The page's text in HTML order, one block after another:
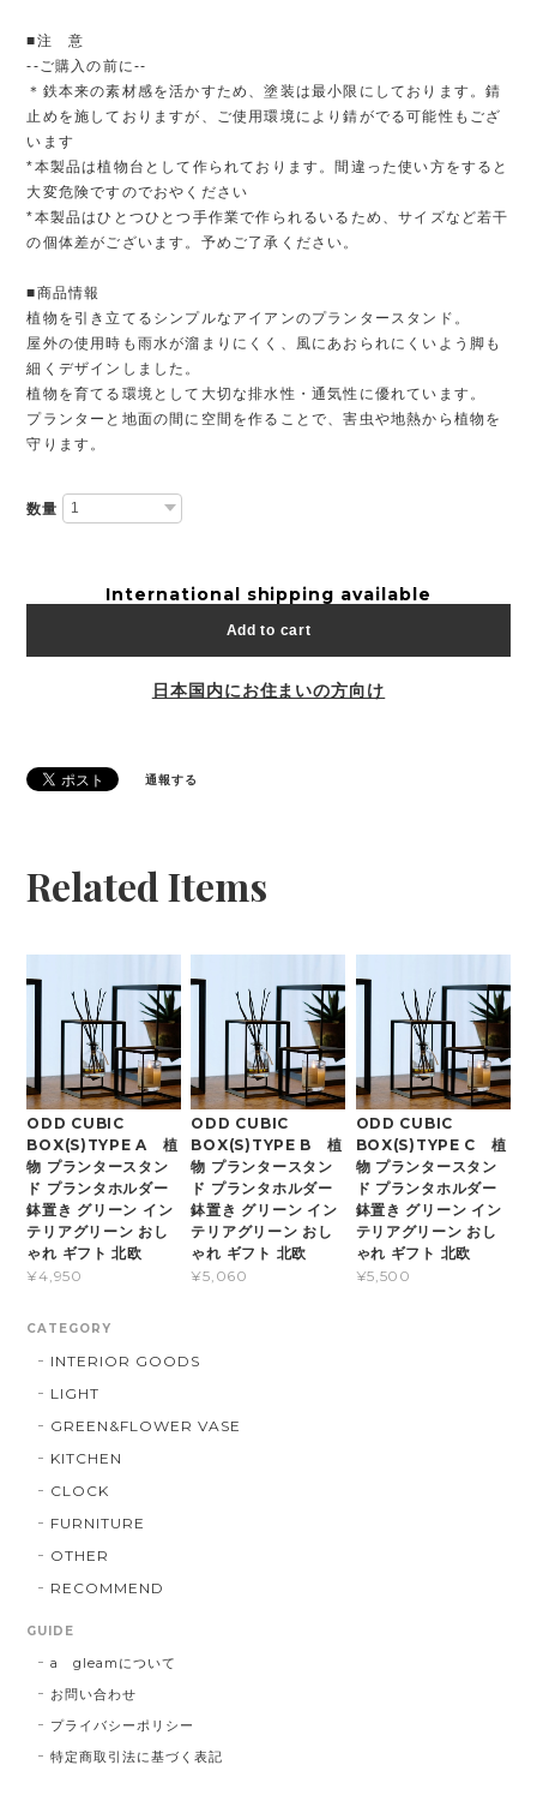
■注 意
--ご購入の前に--
＊鉄本来の素材感を活かすため、塗装は最小限にしております。錆
止めを施しておりますが、ご使用環境により錆がでる可能性もござ
います
*本製品は植物台として作られております。間違った使い方をすると
大変危険ですのでおやください
*本製品はひとつひとつ手作業で作られるいるため、サイズなど若干
の個体差がございます。予めご了承ください。
■商品情報
植物を引き立てるシンプルなアイアンのプランタースタンド。
屋外の使用時も雨水が溜まりにくく、風にあおられにくいよう脚も
細くデザインしました。
植物を育てる環境として大切な排水性・通気性に優れています。
プランターと地面の間に空間を作ることで、害虫や地熱から植物を
守ります。
数量
International shipping available
Add to cart
日本国内にお住まいの方向け
通報する
Related Items
ODD CUBIC
BOX(S)TYPE A 植
物 プランタースタン
ド プランタホルダー
鉢置き グリーン イン
テリアグリーン おし
ゃれ ギフト 北欧
¥4,950
ODD CUBIC
BOX(S)TYPE B 植
物 プランタースタン
ド プランタホルダー
鉢置き グリーン イン
テリアグリーン おし
ゃれ ギフト 北欧
¥5,060
ODD CUBIC
BOX(S)TYPE C 植
物 プランタースタン
ド プランタホルダー
鉢置き グリーン イン
テリアグリーン おし
ゃれ ギフト 北欧
¥5,500
CATEGORY
INTERIOR GOODS
LIGHT
GREEN&FLOWER VASE
KITCHEN
CLOCK
FURNITURE
OTHER
RECOMMEND
GUIDE
a gleamについて
お問い合わせ
プライバシーポリシー
特定商取引法に基づく表記